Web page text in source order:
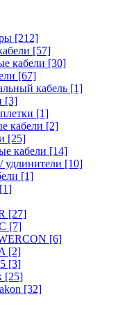
[212]
[57]
кабели [30]
[67]
кабель [1]
[3]
[1]
кабели [2]
[25]
кабели [14]
удлинители [10]
[1]
[1]
[27]
[7]
[6]
[2]
[3]
[25]
[32]